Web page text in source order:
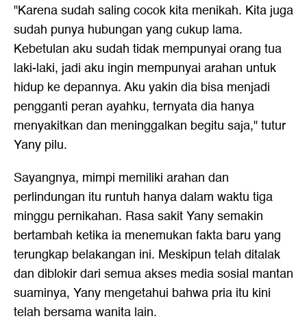
"Karena sudah saling cocok kita menikah. Kita juga
sudah punya hubungan yang cukup lama.
Kebetulan aku sudah tidak mempunyai orang tua
laki-laki, jadi aku ingin mempunyai arahan untuk
hidup ke depannya. Aku yakin dia bisa menjadi
pengganti peran ayahku, ternyata dia hanya
menyakitkan dan meninggalkan begitu saja," tutur
Yany pilu.
Sayangnya, mimpi memiliki arahan dan
perlindungan itu runtuh hanya dalam waktu tiga
minggu pernikahan. Rasa sakit Yany semakin
bertambah ketika ia menemukan fakta baru yang
terungkap belakangan ini. Meskipun telah ditalak
dan diblokir dari semua akses media sosial mantan
suaminya, Yany mengetahui bahwa pria itu kini
telah bersama wanita lain.